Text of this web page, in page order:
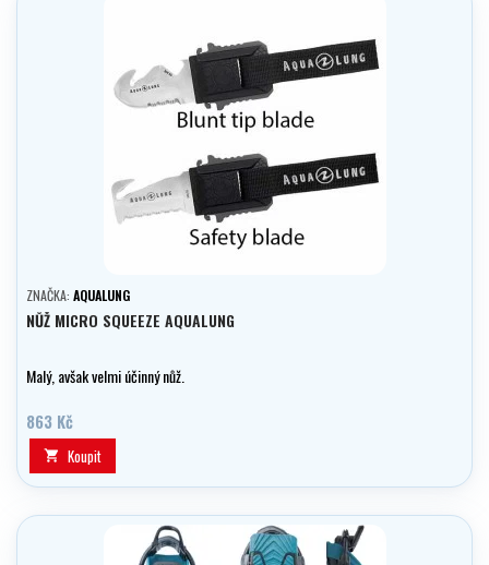
ZNAČKA: AQUALUNG
NŮŽ MICRO SQUEEZE AQUALUNG
Malý, avšak velmi účinný nůž.
863 Kč
 Koupit